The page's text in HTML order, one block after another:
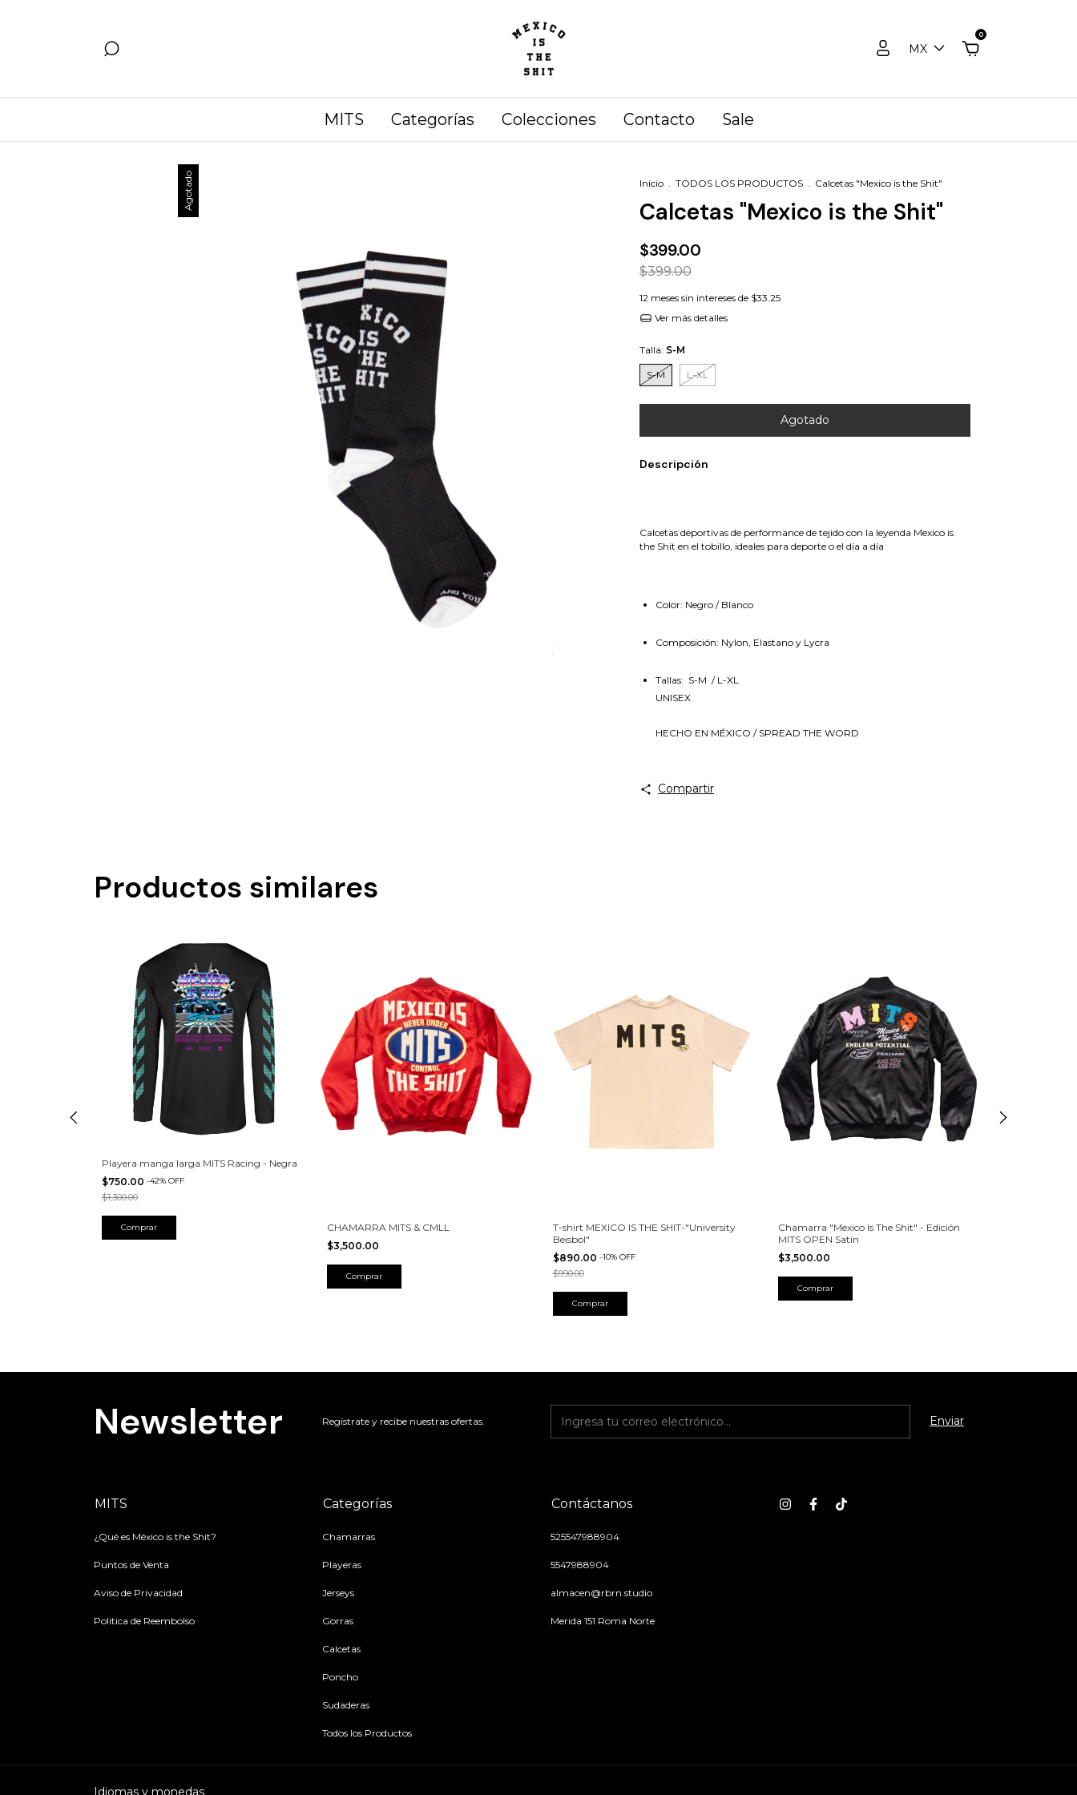
MX
0
MITS Categorías Colecciones Contacto Sale
Agotado Inicio . TODOS LOS PRODUCTOS . Calcetas "Mexico is the Shit"
Calcetas "Mexico is the Shit"
$399.00
$399.00
12 meses sin intereses de $33.25
Ver más detalles
Talla: S-M
S-M L-XL
Descripción
Calcetas deportivas de performance de tejido con la leyenda Mexico is
the Shit en el tobillo, ideales para deporte o el día a día
Color: Negro / Blanco
Composición: Nylon, Elastano y Lycra
Tallas: S-M / L-XL
UNISEX
HECHO EN MÉXICO / SPREAD THE WORD
Compartir
Productos similares
Playera manga larga MITS Racing - Negra
$750.00 -42% OFF
$1,300.00
Comprar
CHAMARRA MITS & CMLL
$3,500.00
Comprar
T-shirt MEXICO IS THE SHIT-"University
Beisbol"
$890.00 -10% OFF
$990.00
Comprar
Chamarra "Mexico Is The Shit" - Edición
MITS OPEN Satin
$3,500.00
Comprar
Newsletter Regístrate y recibe nuestras ofertas.
MITS
¿Qué es México is the Shit?
Puntos de Venta
Aviso de Privacidad
Politica de Reembolso
Categorías
Chamarras
Playeras
Jerseys
Gorras
Calcetas
Poncho
Sudaderas
Todos los Productos
Contáctanos
525547988904
5547988904
almacen@rbrn.studio
Merida 151 Roma Norte
Idiomas y monedas